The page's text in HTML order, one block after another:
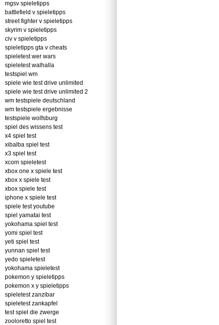
mgsv spieletipps
battlefield v spieletipps
street fighter v spieletipps
skyrim v spieletipps
civ v spieletipps
spieletipps gta v cheats
spieletest wer wars
spieletest walhalla
testspiel wm
spiele wie test drive unlimited
spiele wie test drive unlimited 2
wm testspiele deutschland
wm testspiele ergebnisse
testspiele wolfsburg
spiel des wissens test
x4 spiel test
xibalba spiel test
x3 spiel test
xcom spieletest
xbox one x spiele test
xbox x spiele test
xbox spiele test
iphone x spiele test
spiele test youtube
spiel yamatai test
yokohama spiel test
yomi spiel test
yeti spiel test
yunnan spiel test
yedo spieletest
yokohama spieletest
pokemon y spieletipps
pokemon x y spieletipps
spieletest zanzibar
spieletest zankapfel
test spiel die zwerge
zooloretto spiel test